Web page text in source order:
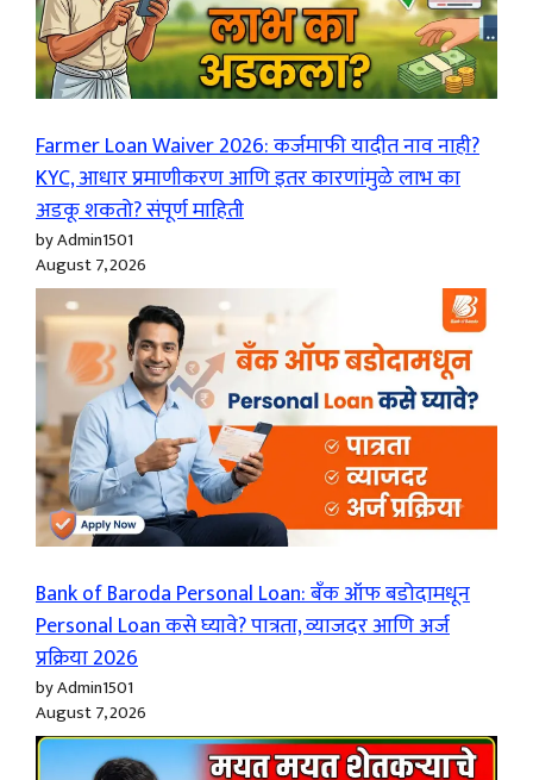
Farmer Loan Waiver 2026: कर्जमाफी यादीत नाव नाही?
KYC, आधार प्रमाणीकरण आणि इतर कारणांमुळे लाभ का
अडकू शकतो? संपूर्ण माहिती
by Admin1501
August 7, 2026
Bank of Baroda Personal Loan: बँक ऑफ बडोदामधून
Personal Loan कसे घ्यावे? पात्रता, व्याजदर आणि अर्ज
प्रक्रिया 2026
by Admin1501
August 7, 2026